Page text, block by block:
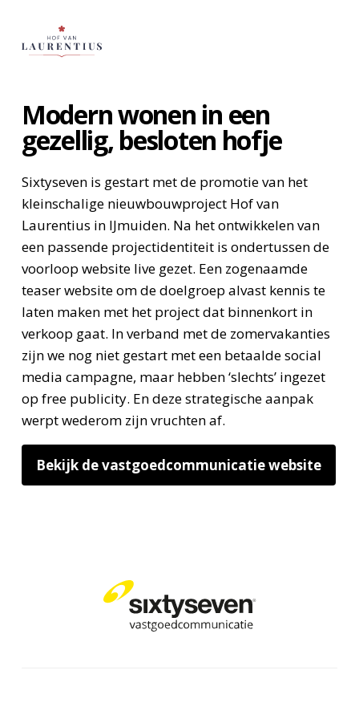
Modern wonen in een
gezellig, besloten hofje
Sixtyseven is gestart met de promotie van het
kleinschalige nieuwbouwproject Hof van
Laurentius in IJmuiden. Na het ontwikkelen van
een passende projectidentiteit is ondertussen de
voorloop website live gezet. Een zogenaamde
teaser website om de doelgroep alvast kennis te
laten maken met het project dat binnenkort in
verkoop gaat. In verband met de zomervakanties
zijn we nog niet gestart met een betaalde social
media campagne, maar hebben ‘slechts’ ingezet
op free publicity. En deze strategische aanpak
werpt wederom zijn vruchten af.
Bekijk de vastgoedcommunicatie website